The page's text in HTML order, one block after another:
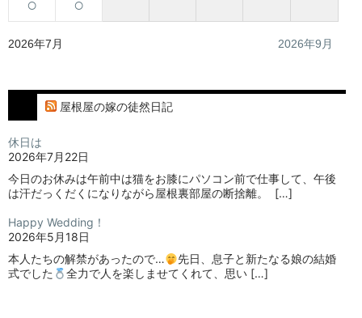
○ ○
2026年7月 2026年9月
屋根屋の嫁の徒然日記
休日は
2026年7月22日
今日のお休みは午前中は猫をお膝にパソコン前で仕事して、午後
は汗だっくだくになりながら屋根裏部屋の断捨離。⁡ ⁡ […]
Happy Wedding！
2026年5月18日
本人たちの解禁があったので…
⁡⁡先日、息子と新たなる娘の結婚
式でした
⁡⁡⁡全力で人を楽しませてくれて、思い […]